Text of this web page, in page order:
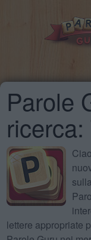
Parole
ricerca:
lettere appropriate